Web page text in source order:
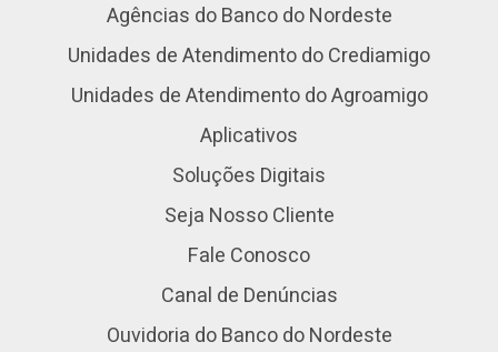
Agências do Banco do Nordeste
Unidades de Atendimento do Crediamigo
Unidades de Atendimento do Agroamigo
Aplicativos
Soluções Digitais
Seja Nosso Cliente
Fale Conosco
Canal de Denúncias
Ouvidoria do Banco do Nordeste